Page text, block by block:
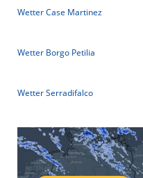
Wetter Case Martinez
Wetter Borgo Petilia
Wetter Serradifalco